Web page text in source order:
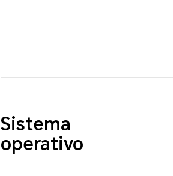
Sistema
operativo